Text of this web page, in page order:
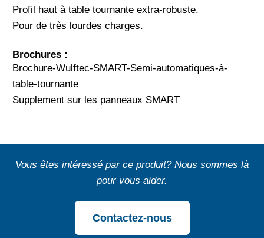
Profil haut à table tournante extra-robuste.
Pour de très lourdes charges.
Brochures :
Brochure-Wulftec-SMART-Semi-automatiques-à-
table-tournante
Supplement sur les panneaux SMART
Vous êtes intéressé par ce produit? Nous sommes là
pour vous aider.
Contactez-nous